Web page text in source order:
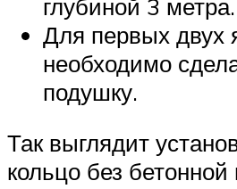
глубиной 3 метра.
Для первых двух
необходимо
подушку.
Так выглядит
кольцо без